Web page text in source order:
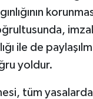
ile de
yoldur.
tüm